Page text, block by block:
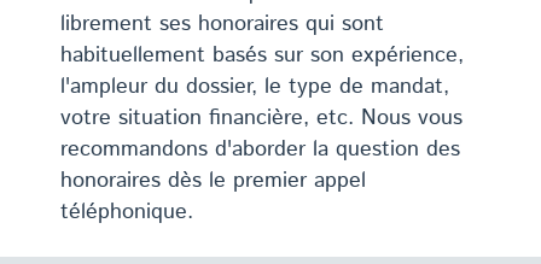
librement ses honoraires qui sont
habituellement basés sur son expérience,
l'ampleur du dossier, le type de mandat,
votre situation financière, etc. Nous vous
recommandons d'aborder la question des
honoraires dès le premier appel
téléphonique.